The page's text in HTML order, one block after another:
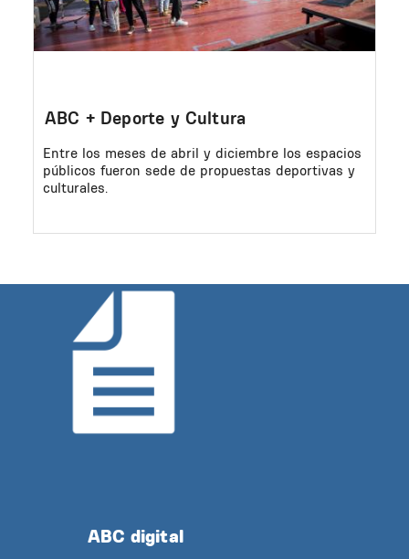
ABC + Deporte y Cultura
Entre los meses de abril y diciembre los espacios
públicos fueron sede de propuestas deportivas y
culturales.
ABC digital